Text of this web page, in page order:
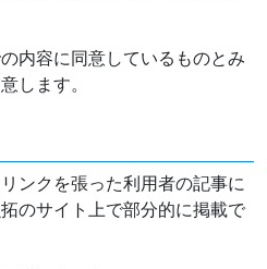
内容に同意しているものとみ
します。
ンクを張った利用者の記事に
のサイト上で部分的に掲載で